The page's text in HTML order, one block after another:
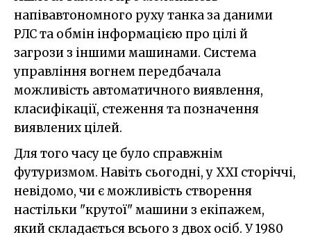
напівавтономного руху танка за даними
РЛС та обмін інформацією про цілі й
загрози з іншими машинами. Система
управління вогнем передбачала
можливість автоматичного виявлення,
класифікації, стеження та позначення
виявлених цілей.
Для того часу це було справжнім
футуризмом. Навіть сьогодні, у ХХІ сторіччі,
невідомо, чи є можливість створення
настільки "крутої" машини з екіпажем,
який складається всього з двох осіб. У 1980